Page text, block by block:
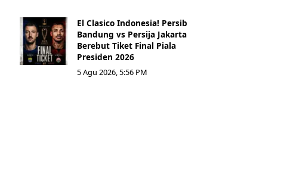
El Clasico Indonesia! Persib
Bandung vs Persija Jakarta
Berebut Tiket Final Piala
Presiden 2026
5 Agu 2026, 5:56 PM